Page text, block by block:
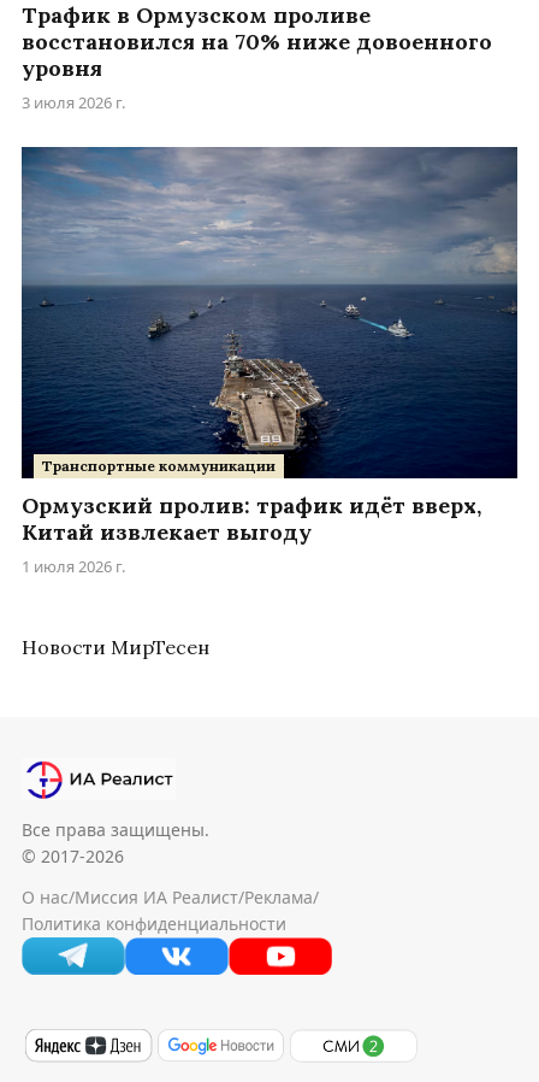
Трафик в Ормузском проливе
восстановился на 70% ниже довоенного
уровня
3 июля 2026 г.
Транспортные коммуникации
Ормузский пролив: трафик идёт вверх,
Китай извлекает выгоду
1 июля 2026 г.
Новости МирТесен
Все права защищены.
© 2017-2026
О нас/Миссия ИА Реалист/Реклама/
Политика конфиденциальности